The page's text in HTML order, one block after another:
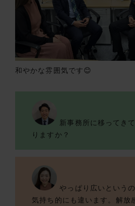
和やかな雰囲気です😊
新事務所に移ってき
りますか？
やっぱり広いという
気持ち的にも違います。解放